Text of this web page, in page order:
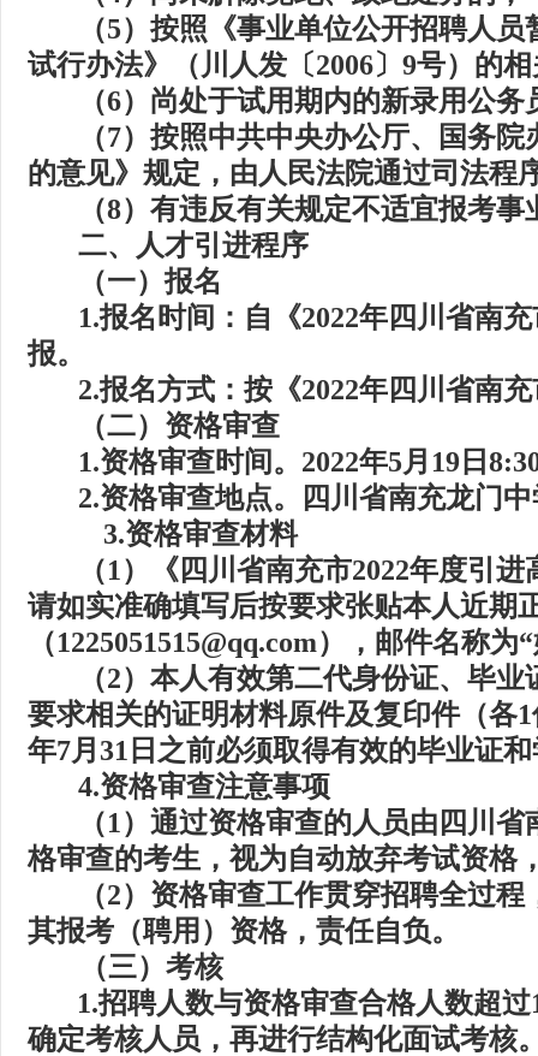
（5）按照《事业单位公开招聘人
试行办法》（川人发〔2006〕 9号）的
（6）尚处于试用期内的新录用公
（7）按照中共中央办公厅、国务
的意见》规定，由人民法院通过司法程
（8）有违反有关规定不适宜报考事
二、人才引进程序
（一）报名
1.报名时间：自《2022年四川省南
报。
2.报名方式：按《2022年四川省南
（二）资格审查
1.资格审查时间。 2022年5月 19 日
2.资格审查地点。四川省南充龙门
3.资格审查材料
（1）《四川省南充市2022年度引进
请如实准确填写后按要求张贴本人近期
（1225051515@qq.com），邮件名称为“
（2）本人有效第二代身份证、毕业
要求相关的证明材料原件及复印件（各1
年7月 31 日之前必须取得有效的毕业证
4.资格审查注意事项
（1）通过资格审查的人员由四川
格审查的考生，视为自动放弃考试资格
（2）资格审查工作贯穿招聘全过
其报考（聘用）资格，责任自负。
（三） 考核
1.招聘人数与资格审查合格人数超过
确定考核人员，再进行结构化面试考核